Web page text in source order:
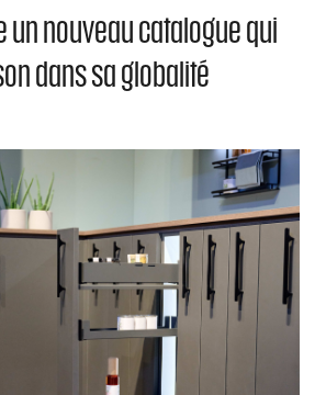
un nouveau catalogue qui
dans sa globalité